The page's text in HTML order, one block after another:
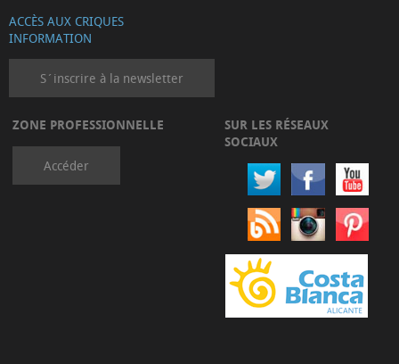
ACCÈS AUX CRIQUES
INFORMATION
S´inscrire à la newsletter
ZONE PROFESSIONNELLE
Accéder
SUR LES RÉSEAUX
SOCIAUX